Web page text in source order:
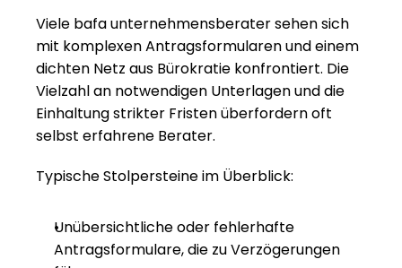
Viele bafa unternehmensberater sehen sich
mit komplexen Antragsformularen und einem
dichten Netz aus Bürokratie konfrontiert. Die
Vielzahl an notwendigen Unterlagen und die
Einhaltung strikter Fristen überfordern oft
selbst erfahrene Berater.
Typische Stolpersteine im Überblick:
Unübersichtliche oder fehlerhafte
Antragsformulare, die zu Verzögerungen